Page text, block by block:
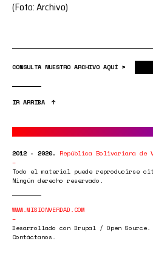
(Foto: Archivo)
CONSULTA NUESTRO ARCHIVO AQUÍ >
IR ARRIBA
2012 - 2020. República Bolivariana de
Todo el material puede reproducirse
Ningún derecho reservado.
WWW.MISIONVERDAD.COM
Desarrollado con Drupal / Open Source.
Contáctanos.